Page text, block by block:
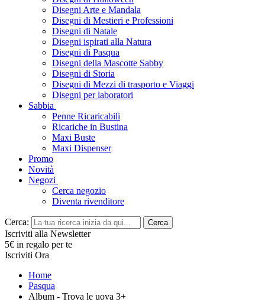
Disegni Arte e Mandala
Disegni di Mestieri e Professioni
Disegni di Natale
Disegni ispirati alla Natura
Disegni di Pasqua
Disegni della Mascotte Sabby
Disegni di Storia
Disegni di Mezzi di trasporto e Viaggi
Disegni per laboratori
Sabbia
Penne Ricaricabili
Ricariche in Bustina
Maxi Buste
Maxi Dispenser
Promo
Novità
Negozi
Cerca negozio
Diventa rivenditore
Cerca: Cerca
Iscriviti alla Newsletter
5€ in regalo per te
Iscriviti Ora
Home
Pasqua
Album - Trova le uova 3+